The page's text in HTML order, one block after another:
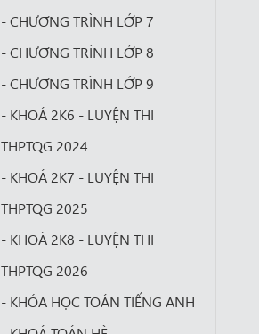
- CHƯƠNG TRÌNH LỚP 7
- CHƯƠNG TRÌNH LỚP 8
- CHƯƠNG TRÌNH LỚP 9
- KHOÁ 2K6 - LUYỆN THI
THPTQG 2024
- KHOÁ 2K7 - LUYỆN THI
THPTQG 2025
- KHOÁ 2K8 - LUYỆN THI
THPTQG 2026
- KHÓA HỌC TOÁN TIẾNG ANH